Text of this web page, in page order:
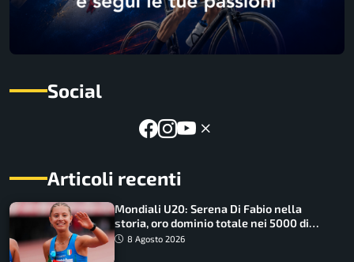
Social
Articoli recenti
Mondiali U20: Serena Di Fabio nella
storia, oro dominio totale nei 5000 di
marcia
8 Agosto 2026